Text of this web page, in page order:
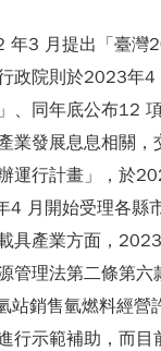
年3 月提出「臺灣
政院則於2023年
、同年底公布12
業發展息息相關，
運行計畫」，於
4 月開始受理各縣
具產業方面，
管理法第二條第
站銷售氫燃料經營
行示範補助，而目